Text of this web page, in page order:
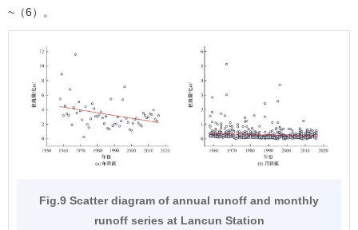
~（6）。
Fig.9 Scatter diagram of annual runoff and monthly
runoff series at Lancun Station